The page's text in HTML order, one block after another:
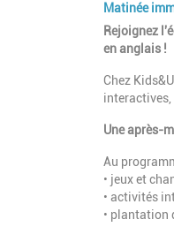
Matinée
Rejoignez
en anglais !
Chez
interactives,
Une après-
Au
• jeux et
• activités
• plantation